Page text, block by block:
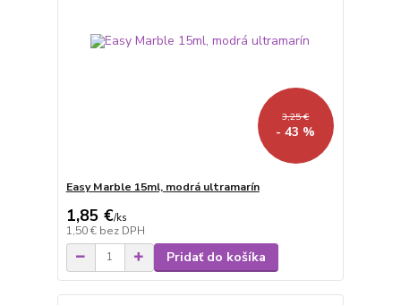
3,25 €
- 43 %
Easy Marble 15ml, modrá ultramarín
1,85 €/ks
1,50 € bez DPH
Pridať do košíka